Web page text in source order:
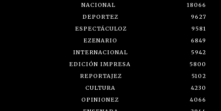
NACIONAL
18066
DEPORTEZ
9627
ESPECTÁCULOZ
9581
EZENARIO
6849
INTERNACIONAL
5942
EDICIÓN IMPRESA
5800
REPORTAJEZ
5102
CULTURA
4230
OPINIONEZ
4066